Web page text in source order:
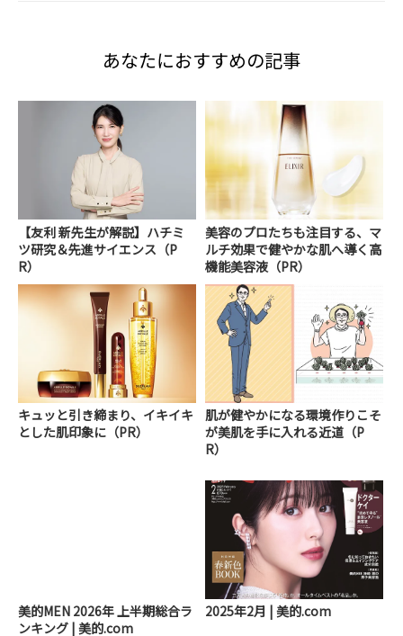
あなたにおすすめの記事
【友利 新先生が解説】ハチミ
ツ研究＆先進サイエンス（P
R）
美容のプロたちも注目する、マ
ルチ効果で健やかな肌へ導く高
機能美容液（PR）
キュッと引き締まり、イキイキ
とした肌印象に（PR）
肌が健やかになる環境作りこそ
が美肌を手に入れる近道（P
R）
美的MEN 2026年 上半期総合ラ
ンキング | 美的.com
2025年2月 | 美的.com